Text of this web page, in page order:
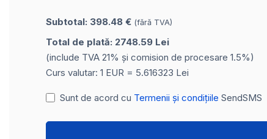
Subtotal: 398.48 € (fără TVA)
Total de plată: 2748.59 Lei
(include TVA 21% și comision de procesare 1.5%)
Curs valutar: 1 EUR = 5.616323 Lei
Sunt de acord cu Termenii și condițiile SendSMS